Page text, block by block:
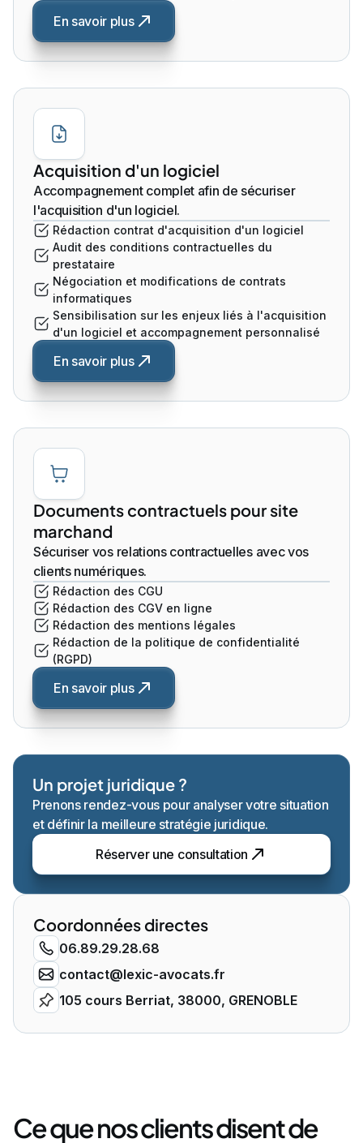
En savoir plus
Acquisition d'un logiciel
Accompagnement complet afin de sécuriser
l'acquisition d'un logiciel.
Rédaction contrat d'acquisition d'un logiciel
Audit des conditions contractuelles du
prestataire
Négociation et modifications de contrats
informatiques
Sensibilisation sur les enjeux liés à l'acquisition
d'un logiciel et accompagnement personnalisé
En savoir plus
Documents contractuels pour site
marchand
Sécuriser vos relations contractuelles avec vos
clients numériques.
Rédaction des CGU
Rédaction des CGV en ligne
Rédaction des mentions légales
Rédaction de la politique de confidentialité
(RGPD)
En savoir plus
Un projet juridique ?
Prenons rendez-vous pour analyser votre situation
et définir la meilleure stratégie juridique.
Réserver une consultation
Coordonnées directes
06.89.29.28.68
contact@lexic-avocats.fr
105 cours Berriat, 38000, GRENOBLE
Ce que nos clients disent de